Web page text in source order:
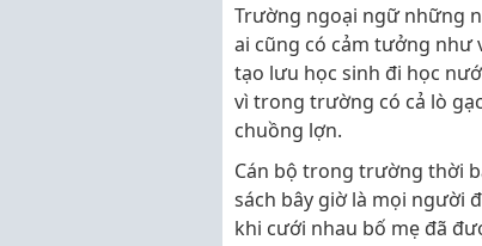
Trường ngoại ngữ những
ai cũng có cảm tưởng
tạo lưu học sinh đi học
vì trong trường có cả lò
chuồng lợn.
Cán bộ trong trường thời
sách bây giờ là mọi người
khi cưới nhau bố mẹ đã